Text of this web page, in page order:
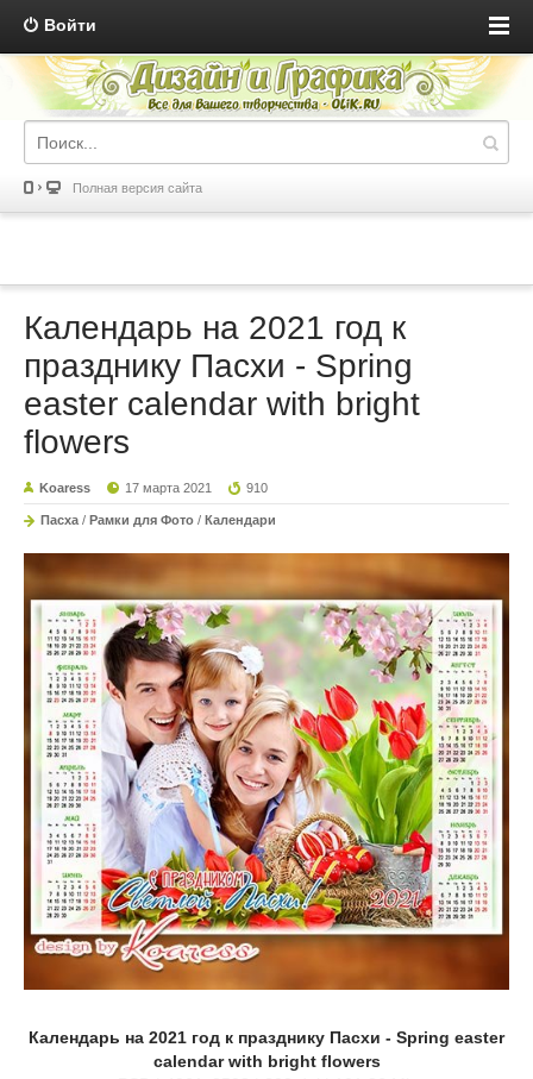
Войти
Полная версия сайта
Календарь на 2021 год к
празднику Пасхи - Spring
easter calendar with bright
flowers
Koaress 17 марта 2021 910
Пасха / Рамки для Фото / Календари
Календарь на 2021 год к празднику Пасхи - Spring easter
calendar with bright flowers